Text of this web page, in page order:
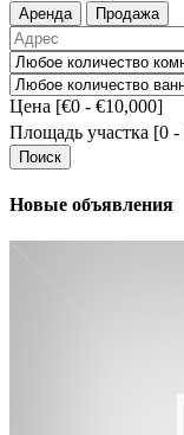
Аренда Продажа
Цена [€0 - €10,000]
Площадь участка [0 -
Поиск
Новые объявления